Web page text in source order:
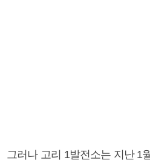
그러나 고리 1발전소는 지난 1